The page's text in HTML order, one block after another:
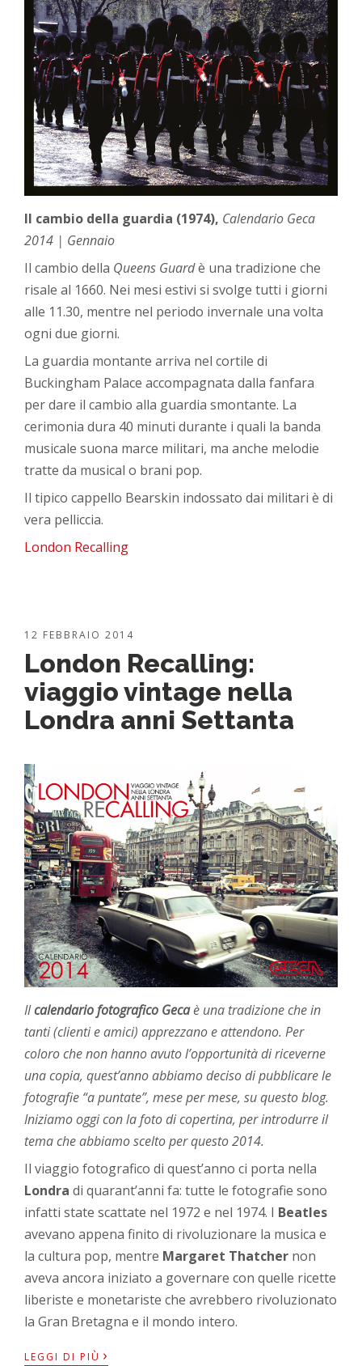
Il cambio della guardia (1974), Calendario Geca
2014 | Gennaio
Il cambio della Queens Guardè una tradizione che
risale al 1660. Nei mesi estivi si svolge tutti i giorni
alle 11.30, mentre nel periodo invernale una volta
ogni due giorni.
La guardia montante arriva nel cortile di
Buckingham Palace accompagnata dalla fanfara
per dare il cambio alla guardia smontante. La
cerimonia dura 40 minuti durante i quali la banda
musicale suona marce militari, ma anche melodie
tratte da musical o brani pop.
Il tipico cappello Bearskin indossato dai militari è di
vera pelliccia.
London Recalling
12 FEBBRAIO 2014
London Recalling:
viaggio vintage nella
Londra anni Settanta
Ilcalendario fotografico Gecaè una tradizione che in
tanti (clienti e amici) apprezzano e attendono. Per
coloro che non hanno avuto l’opportunità di riceverne
una copia, quest’anno abbiamo deciso di pubblicare le
fotografie “a puntate”, mese per mese, su questo blog.
Iniziamo oggi con la foto di copertina, per introdurre il
tema che abbiamo scelto per questo 2014.
Il viaggio fotografico di quest’anno ci porta nella
Londra di quarant’anni fa: tutte le fotografie sono
infatti state scattate nel 1972 e nel 1974. I Beatles
avevano appena finito di rivoluzionare la musica e
la cultura pop, mentre Margaret Thatcher non
aveva ancora iniziato a governare con quelle ricette
liberiste e monetariste che avrebbero rivoluzionato
la Gran Bretagna e il mondo intero.
LEGGI DI PIÙ ›